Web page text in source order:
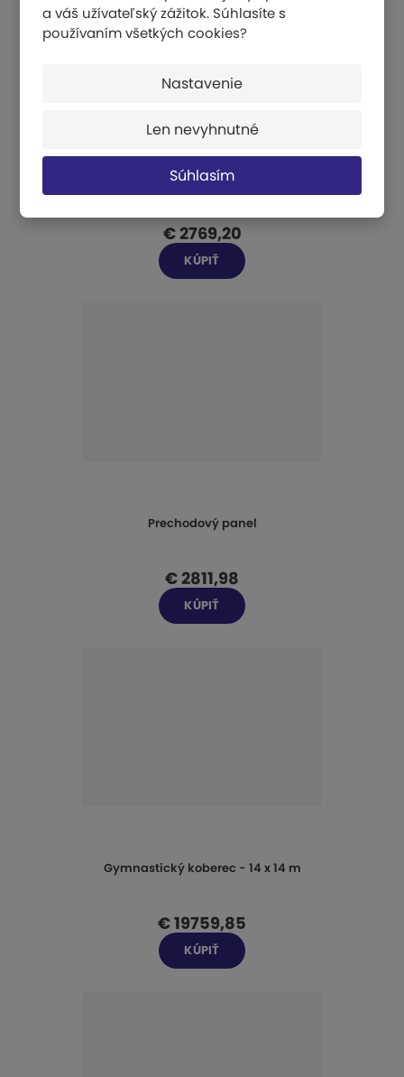
a váš užívateľský zážitok. Súhlasíte s
používaním všetkých cookies?
Nastavenie
Len nevyhnutné
Súhlasím
Podložka na preskokový stôl FIG
€ 2769,20
KÚPIŤ
Prechodový panel
€ 2811,98
KÚPIŤ
Gymnastický koberec - 14 x 14 m
€ 19759,85
KÚPIŤ